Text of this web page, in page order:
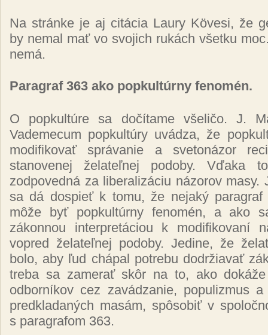
Na stránke je aj citácia Laury Kövesi, že
by nemal mať vo svojich rukách všetku
nemá.
Paragraf 363 ako popkultúrny fenomén.
O popkultúre sa dočítame všeličo. J.
Vademecum popkultúry uvádza, že
modifikovať správanie a svetonázor
stanovenej želateľnej podoby. Vďaka
zodpovedná za liberalizáciu názorov masy.
sa dá dospieť k tomu, že nejaký paragraf
môže byť popkultúrny fenomén, a ako
zákonnou interpretáciou k modifikovaní
vopred želateľnej podoby. Jedine, že
bolo, aby ľud chápal potrebu dodržiavať
treba sa zamerať skôr na to, ako
odborníkov cez zavádzanie, populizmus
predkladaných masám, spôsobiť v
s paragrafom 363.